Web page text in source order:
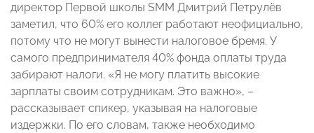
директор Первой школы SMM Дмитрий Петрулёв
заметил, что 60% его коллег работают неофициально,
потому что не могут вынести налоговое бремя. У
самого предпринимателя 40% фонда оплаты труда
забирают налоги. «Я не могу платить высокие
зарплаты своим сотрудникам. Это важно», –
рассказывает спикер, указывая на налоговые
издержки. По его словам, также необходимо